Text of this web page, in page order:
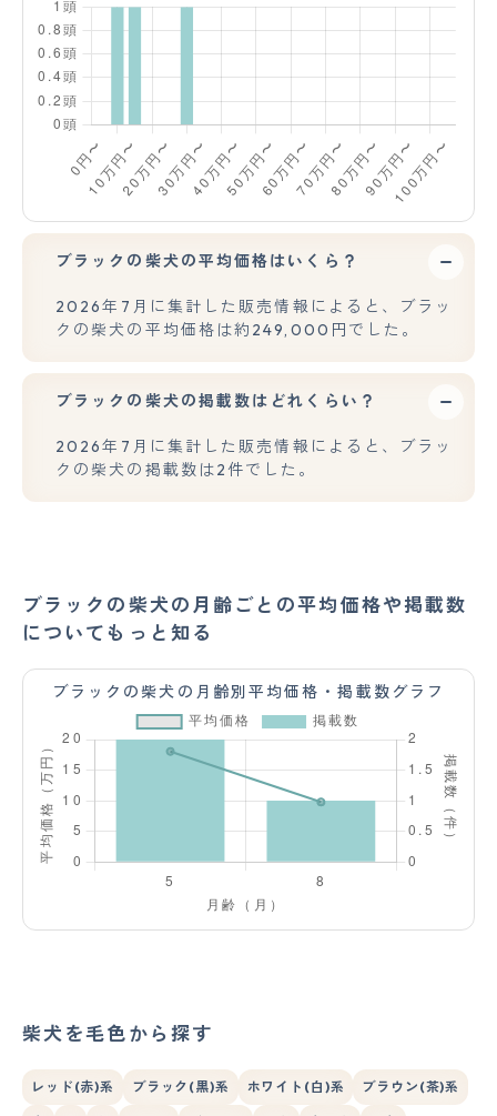
ブラックの柴犬の平均価格はいくら？
2026年7月に集計した販売情報によると、ブラッ
クの柴犬の平均価格は約249,000円でした。
ブラックの柴犬の掲載数はどれくらい？
2026年7月に集計した販売情報によると、ブラッ
クの柴犬の掲載数は2件でした。
ブラックの柴犬の月齢ごとの平均価格や掲載数
についてもっと知る
ブラックの柴犬の月齢別平均価格・掲載数グラフ
柴犬を毛色から探す
レッド(赤)系 ブラック(黒)系 ホワイト(白)系 ブラウン(茶)系